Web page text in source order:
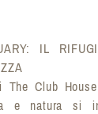
IL
The Club
e natura si